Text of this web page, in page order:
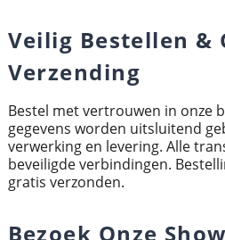
Veilig Bestellen &
Verzending
Bestel met vertrouwen in onze
gegevens worden uitsluitend
verwerking en levering. Alle
beveiligde verbindingen.
gratis verzonden.
Bezoek Onze